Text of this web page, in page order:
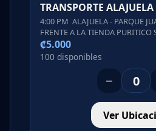
TRANSPORTE ALAJUELA
4:00 PM ALAJUELA - PARQUE
FRENTE A LA TIENDA PURITICO
₡5.000
100 disponibles
−
Ver